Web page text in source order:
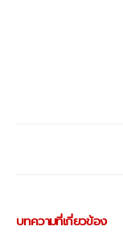
บทความที่เกี่ยวข้อง